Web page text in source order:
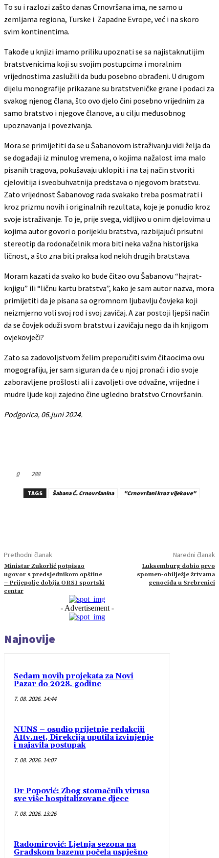
To su i razlozi zašto danas Crnovršana ima, ne samo u
zemljama regiona, Turske i Zapadne Evrope, već i na skoro
svim kontinentima.
Takođe u knjizi imamo priliku upoznati se sa najistaknutijim
bratstvenicima koji su svojim postupcima i moralnim
vrijednostima zaslužili da budu posebno obrađeni. U drugom
dijelu monografije prikazane su bratstveničke grane i podaci za
svakog njenog člana, što ovo djelo čini posebno vrijednim za
samo bratstvo i njegove članove, a u cilju međusobnog
upoznavanja i povezivanja.
Mora se primijetiti da se u Šabanovom istraživanju vidi želja da
se događaji iz minulog vremena, o kojima nažalost ima malo
pisanih tragova, pokušavaju uklopiti i na taj način stvoriti
cjelovitija i sveobuhvatnija predstava o njegovom bratstvu.
Zato vrijednost Šabanovog rada svakako treba posmatrati i
kroz prizmu novih i originalnih rezultata, koje je ponudio kroz
svoje istraživanje. To je, prije svega, vidljivo u onim djelovima u
kojima autor govori o porijeklu bratstva, razbijajući prisutni
stereotip da rodonačelnik mora biti neka važna historijska
ličnost, a što zna biti praksa kod nekih drugih bratstava.
Moram kazati da svako ko bude čitao ovu Šabanovu “hajrat-
knjigu” ili “ličnu kartu bratstva”, kako je sam autor nazva, mora
primijetiti da je pisana sa ogromnom ljubavlju čovjeka koji
neizmjerno voli svoj rod i svoj zavičaj. A zar postoji ljepši način
da se čovjek oduži svom bratstvu i zavičaju nego da ih knjigom
ovjekovječi?
Zato sa zadovoljstvom želim preporučiti svim čitaocima ovu
mogografiju, jer sam siguran da će u njoj pronaći i dio svoje
zaboravljene prošlosti ali i zavoljeti ove odvažne, vrijedne i
mudre ljude koji zajedno čine ugledno bratstvo Crnovršanin.
Podgorica, 06.juni 2024.
0 288
TAGS Šabana Ć. Crnovršanina "Crnovršani kroz vijekove"
Prethodni članak
Ministar Zukorlić potpisao
ugovor s predsjednikom opštine
– Prijepolje dobija ORSI sportski
centar
Naredni članak
Luksemburg dobio prvo
spomen-obilježje žrtvama
genocida u Srebrenici
- Advertisement -
Najnovije
Sedam novih projekata za Novi
Pazar do 2028. godine
7. 08. 2026. 14:44
NUNS – osudio prijetnje redakciji
A1tv.net, Direkcija uputila izvinjenje
i najavila postupak
7. 08. 2026. 14:07
Dr Popović: Zbog stomačnih virusa
sve više hospitalizovane djece
7. 08. 2026. 13:26
Radomirović: Ljetnja sezona na
Gradskom bazenu počela uspješno